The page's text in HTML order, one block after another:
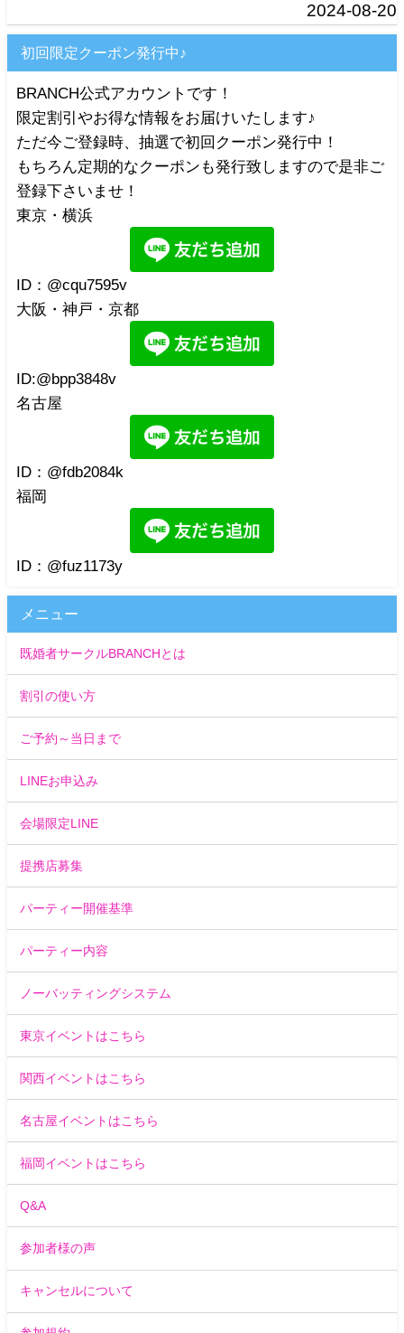
2024-08-20
初回限定クーポン発行中♪
BRANCH公式アカウントです！
限定割引やお得な情報をお届けいたします♪
ただ今ご登録時、抽選で初回クーポン発行中！
もちろん定期的なクーポンも発行致しますので是非ご
登録下さいませ！
東京・横浜
ID：@cqu7595v
大阪・神戸・京都
ID:@bpp3848v
名古屋
ID：@fdb2084k
福岡
ID：@fuz1173y
メニュー
既婚者サークルBRANCHとは
割引の使い方
ご予約～当日まで
LINEお申込み
会場限定LINE
提携店募集
パーティー開催基準
パーティー内容
ノーバッティングシステム
東京イベントはこちら
関西イベントはこちら
名古屋イベントはこちら
福岡イベントはこちら
Q&A
参加者様の声
キャンセルについて